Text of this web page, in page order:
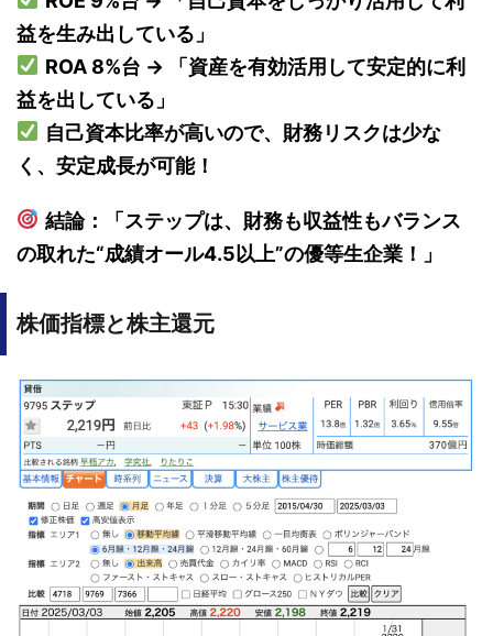
益を生み出している」
ROA 8%台 → 「資産を有効活用して安定的に利
益を出している」
自己資本比率が高いので、財務リスクは少な
く、安定成長が可能！
結論：「ステップは、財務も収益性もバランス
の取れた“成績オール4.5以上”の優等生企業！」
株価指標と株主還元